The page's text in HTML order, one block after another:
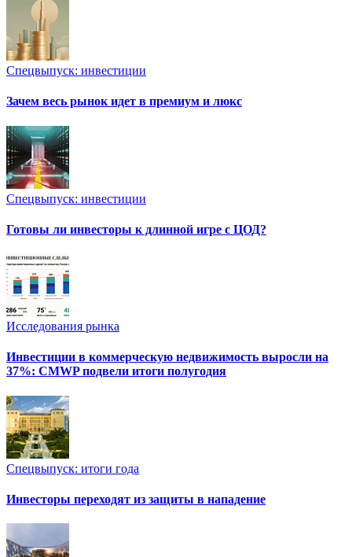
Спецвыпуск: инвестиции
Зачем весь рынок идет в премиум и люкс
Спецвыпуск: инвестиции
Готовы ли инвесторы к длинной игре с ЦОД?
Исследования рынка
Инвестиции в коммерческую недвижимость выросли на
37%: CMWP подвели итоги полугодия
Спецвыпуск: итоги года
Инвесторы переходят из защиты в нападение